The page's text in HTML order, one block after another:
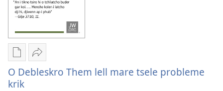
menge
mishto?
Downloadtike
optione
pash
Bitche
O
O Debleskro Them lell mare tsele probleme
krik